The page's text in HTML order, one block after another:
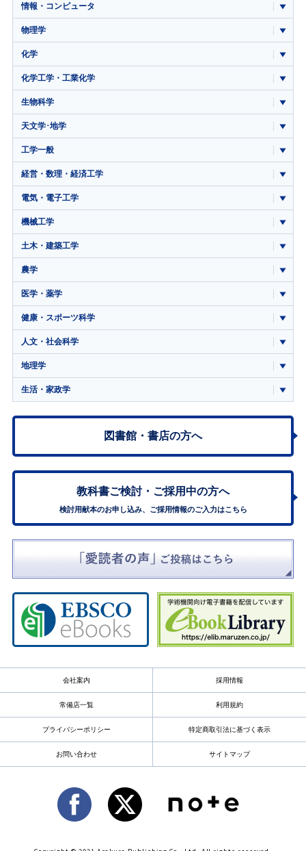
情報・コンピュータ
物理学
化学
化学工学・工業化学
生物科学
天文学･地学
工学一般
経営・数理・経済工学
電気・電子工学
機械工学
土木・建築工学
農学
医学・薬学
健康・スポーツ科学
人文・社会科学
地理学
生活・家政学
図書館・書店の方へ
教科書ご検討・ ご採用中の方へ
検討用献本のお申し込み、ご採用情報のご入力はこちら
会社案内 採用情報
常備店一覧 利用規約
プライバシーポリシー 特定商取引法に基づく表示
お問い合わせ サイトマップ